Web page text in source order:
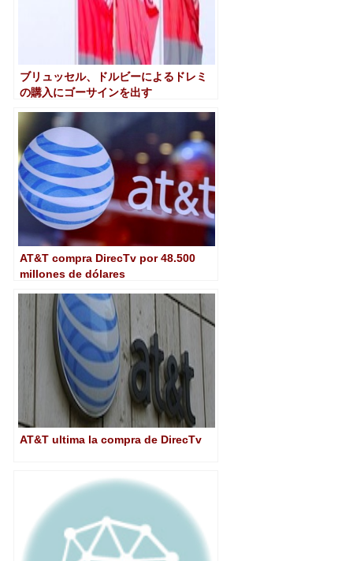
ブリュッセル、ドルビーによるドレミ
の購入にゴーサインを出す
AT&T compra DirecTv por 48.500
millones de dólares
AT&T ultima la compra de DirecTv